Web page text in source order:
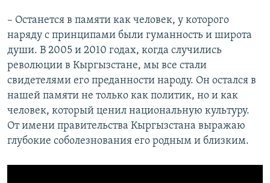
– Останется в памяти как человек, у которого
наряду с принципами были гуманность и широта
души. В 2005 и 2010 годах, когда случились
революции в Кыргызстане, мы все стали
свидетелями его преданности народу. Он остался в
нашей памяти не только как политик, но и как
человек, который ценил национальную культуру.
От имени правительства Кыргызстана выражаю
глубокие соболезнования его родным и близким.